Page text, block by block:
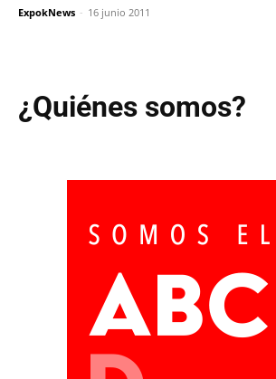
ExpokNews - 16 junio 2011
¿Quiénes somos?